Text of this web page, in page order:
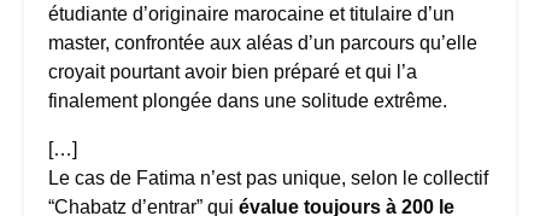
étudiante d’originaire marocaine et titulaire d’un
master, confrontée aux aléas d’un parcours qu’elle
croyait pourtant avoir bien préparé et qui l’a
finalement plongée dans une solitude extrême.
[…]
Le cas de Fatima n’est pas unique, selon le collectif
“Chabatz d’entrar” qui évalue toujours à 200 le